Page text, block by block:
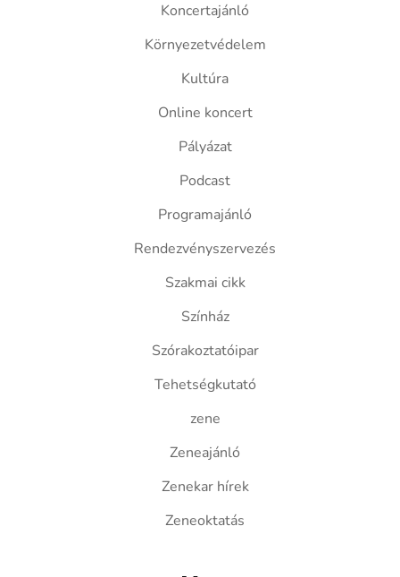
Koncertajánló
Környezetvédelem
Kultúra
Online koncert
Pályázat
Podcast
Programajánló
Rendezvényszervezés
Szakmai cikk
Színház
Szórakoztatóipar
Tehetségkutató
zene
Zeneajánló
Zenekar hírek
Zeneoktatás